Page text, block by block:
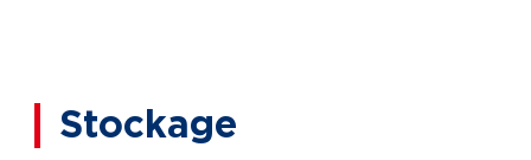
Stockage